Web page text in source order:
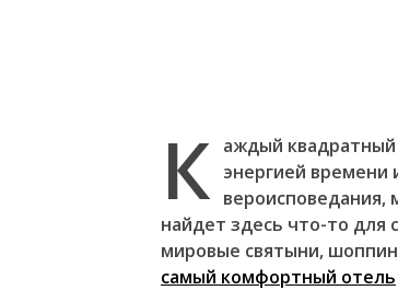
К аждый
энергией времени
вероисповедания,
найдет здесь что-то для
мировые святыни,
самый комфортный отель